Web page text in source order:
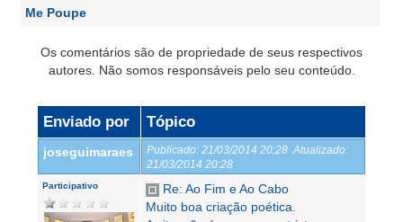
Me Poupe
Os comentários são de propriedade de seus respectivos
autores. Não somos responsáveis pelo seu conteúdo.
Enviado por Tópico
joseguimaraes Publicado: 21/03/2014 20:28 Atualizado:
21/03/2014 20:28
Participativo
Re: Ao Fim e Ao Cabo
Muito boa criação poética.